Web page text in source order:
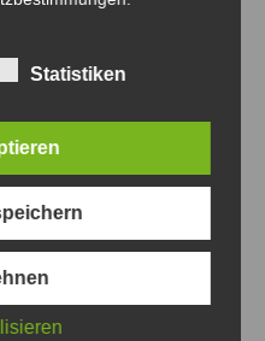
Statistiken